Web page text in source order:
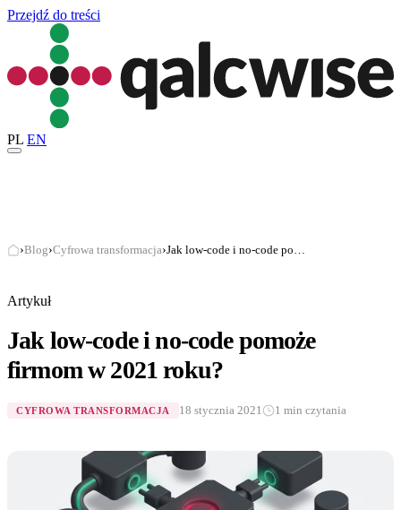
Przejdź do treści
PL EN
›Blog›Cyfrowa transformacja›
Artykuł
Jak low-code i no-code pomoże
firmom w 2021 roku?
CYFROWA TRANSFORMACJA 18 stycznia 2021 1 min czytania